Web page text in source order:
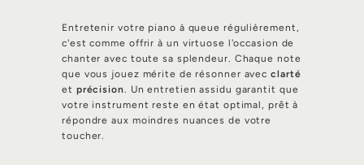
Entretenir votre piano à queue régulièrement,
c'est comme offrir à un virtuose l'occasion de
chanter avec toute sa splendeur. Chaque note
que vous jouez mérite de résonner avecclarté
et précision. Un entretien assidu garantit que
votre instrument reste en état optimal, prêt à
répondre aux moindres nuances de votre
toucher.